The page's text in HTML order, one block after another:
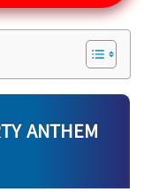
ANTHEM